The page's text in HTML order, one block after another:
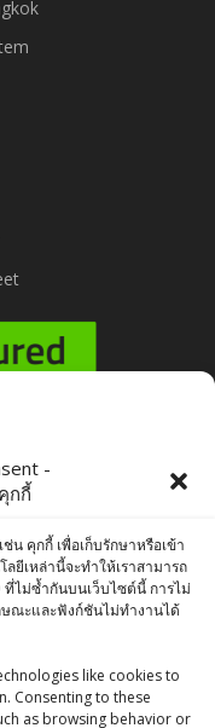
-
กกี้
น คุกกี้ เพื่อเก็บรักษาหรือเข้า
เหล่านี้จะทำให้เราสามารถ
ที่ไม่ซ้ำกันบนเว็บไซต์นี้ การไม่
ณะและฟังก์ชันไม่ทำงานได้
like cookies to
Consenting to these
as browsing behavior or